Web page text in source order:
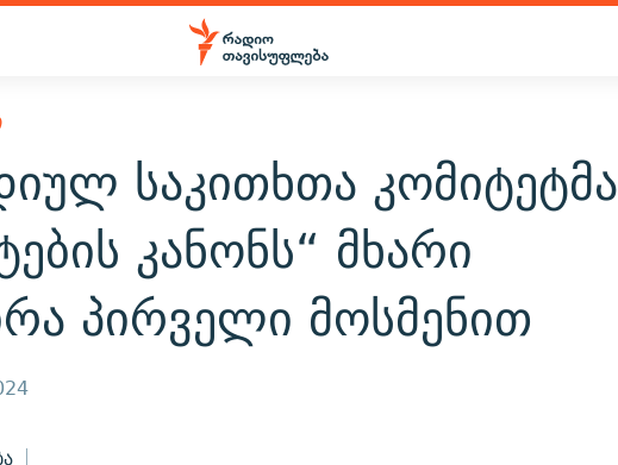
საკითხთა კომიტეტმა
კანონს“ მხარი
პირველი მოსმენით